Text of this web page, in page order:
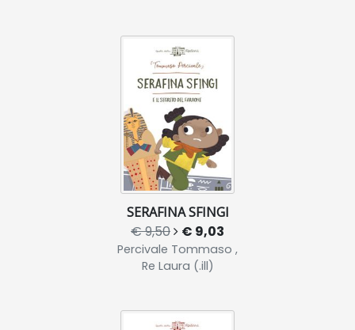
SERAFINA SFINGI
€ 9,50 € 9,03
Percivale Tommaso ,
Re Laura (.ill)